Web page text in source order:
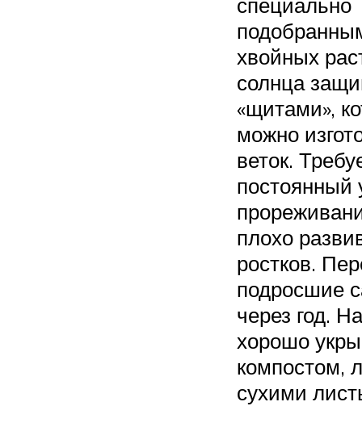
хвойных
солнца
«щитами»,
можно
веток.
постоянный
плохо
ростков.
подросшие
через год.
хорошо
компостом,
сухими